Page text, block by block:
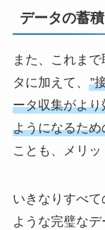
データの蓄
また、これま
タに加えて、 ”
ータ収集がよ
ようになるた
ことも、メリッ
いきなりすべ
ような完璧な